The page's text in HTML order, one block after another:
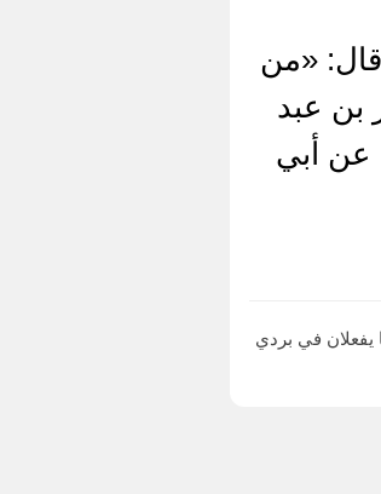
«من
بن عبد
عن أبي
سميا بذلك لأنهما يفعلان في بردي